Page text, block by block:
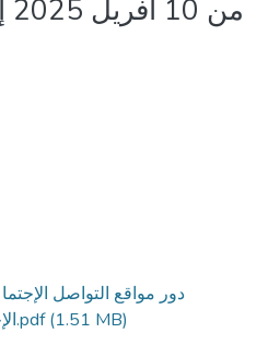
من 10 أفريل 2025 إلى 10 ماي 2025
الإجتماعية لدى الطالب الجامعي.pdf(1.51 MB)